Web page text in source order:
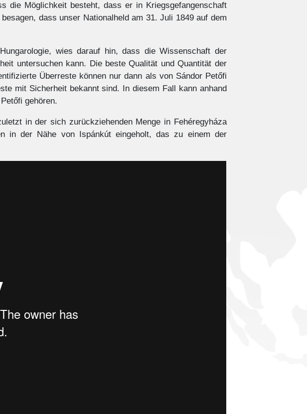
die Möglichkeit besteht, dass er in Kriegsgefangenschaft
dass unser Nationalheld am 31. Juli 1849 auf dem
wies darauf hin, dass die Wissenschaft der
untersuchen kann. Die beste Qualität und Quantität der
Überreste können nur dann als von Sándor Petőfi
mit Sicherheit bekannt sind. In diesem Fall kann anhand
gehören.
in der sich zurückziehenden Menge in Fehéregyháza
in der Nähe von Ispánkút eingeholt, das zu einem der